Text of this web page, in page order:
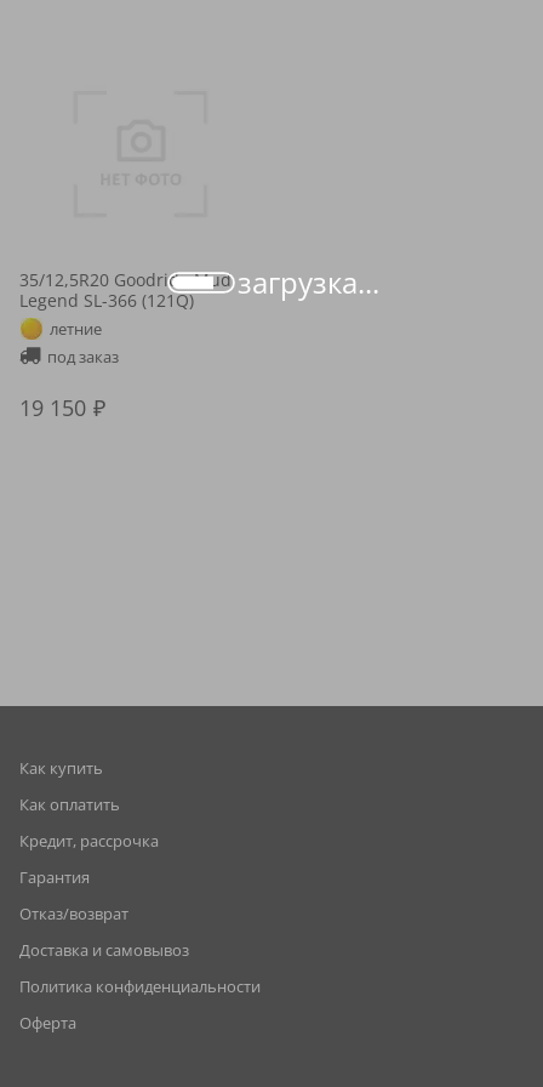
загрузка...
35/12,5R20 Goodride Mud
Legend SL-366 (121Q)
летние
под заказ
19 150
Как купить
Как оплатить
Кредит, рассрочка
Гарантия
Отказ/возврат
Доставка и самовывоз
Политика конфиденциальности
Оферта